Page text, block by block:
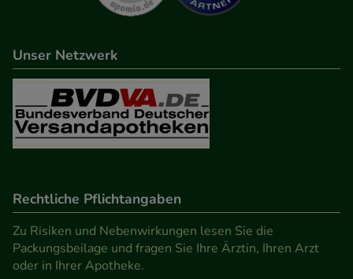
Unser Netzwerk
Rechtliche Pflichtangaben
Zu Risiken und Nebenwirkungen lesen Sie die
Packungsbeilage und fragen Sie Ihre Ärztin, Ihren Arzt
oder in Ihrer Apotheke.